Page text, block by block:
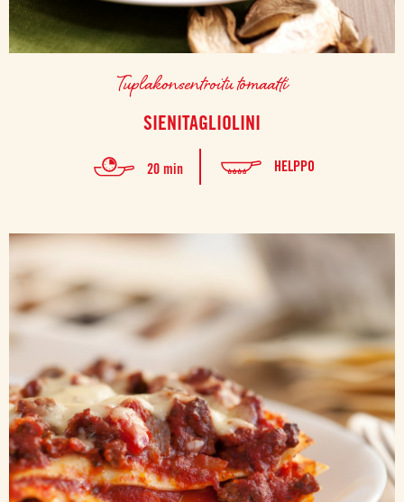
Tuplakonsentroitu tomaatti
SIENITAGLIOLINI
20 min HELPPO